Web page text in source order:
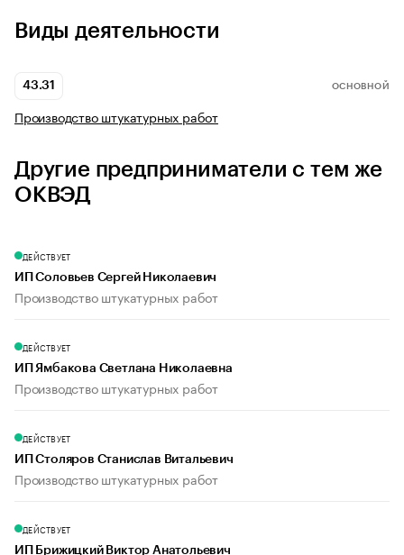
Виды деятельности
43.31 ОСНОВНОЙ
Производство штукатурных работ
Другие предприниматели с тем же
ОКВЭД
ДЕЙСТВУЕТ
ИП Соловьев Сергей Николаевич
Производство штукатурных работ
ДЕЙСТВУЕТ
ИП Ямбакова Светлана Николаевна
Производство штукатурных работ
ДЕЙСТВУЕТ
ИП Столяров Станислав Витальевич
Производство штукатурных работ
ДЕЙСТВУЕТ
ИП Брижицкий Виктор Анатольевич